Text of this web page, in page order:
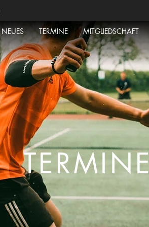
NEUES TERMINE MITGLIEDSCHAFT
TERMINE